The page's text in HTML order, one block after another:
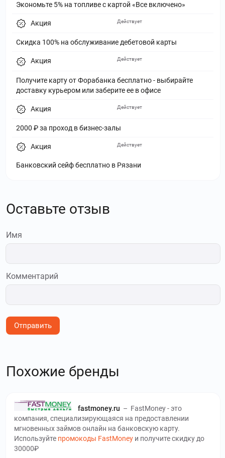
Экономьте 5% на топливе с картой «Все включено»
Акция
Скидка 100% на обслуживание дебетовой карты
Действует
Акция
Получите карту от Форабанка бесплатно - выбирайте
доставку курьером или заберите ее в офисе
Действует
Акция
2000 ₽ за проход в бизнес-залы
Действует
Акция
Банковский сейф бесплатно в Рязани
Действует
Оставьте отзыв
Имя
Комментарий
Отправить
Похожие бренды
fastmoney.ru – FastMoney - это
компания, специализирующаяся на предоставлении
мгновенных займов онлайн на банковскую карту.
Используйте промокоды FastMoney и получите скидку до
30000₽